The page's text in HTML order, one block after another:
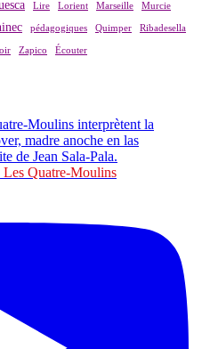
Lire Lorient Marseille Murcie
pédagogiques Quimper Ribadesella
Zapico Écouter
Les Quatre-Moulins